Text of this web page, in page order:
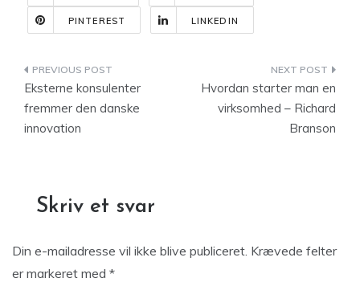
PINTEREST LINKEDIN
Indlægsnavigation
Eksterne konsulenter
fremmer den danske
innovation
Hvordan starter man en
virksomhed – Richard
Branson
Skriv et svar
Din e-mailadresse vil ikke blive publiceret. Krævede felter
er markeret med *